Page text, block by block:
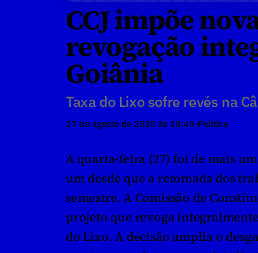
CCJ impõe
revogação
Goiânia
Taxa do Lixo sofre revés na
27 de agosto de 2025 às 18:49·Política
A quarta-feira (27) foi de mais
um desde que a retomada dos
semestre. A Comissão de
projeto que revoga
do Lixo. A decisão amplia o